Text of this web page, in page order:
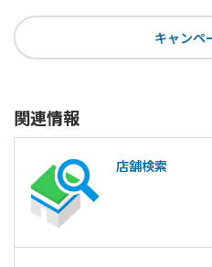
キャンペ
関連情報
店舗検索